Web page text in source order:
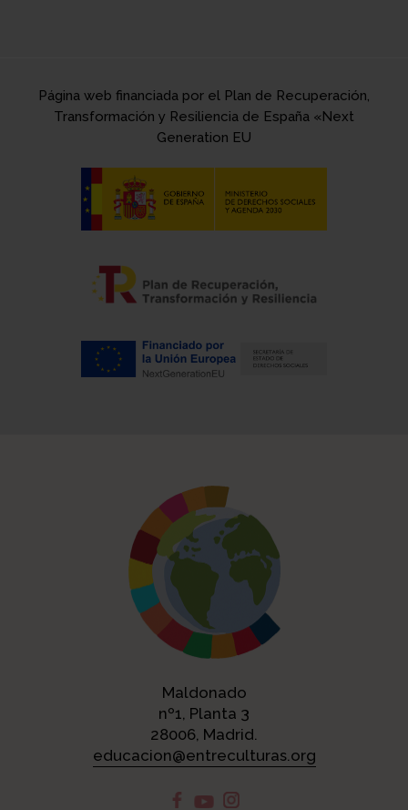
Página web financiada por el Plan de Recuperación,
Transformación y Resiliencia de España «Next
Generation EU
Maldonado
nº1, Planta 3
28006, Madrid.
educacion@entreculturas.org